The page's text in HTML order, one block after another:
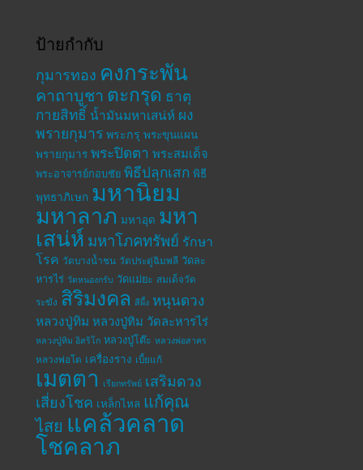
ป้ายกำกับ
กุมารทอง คงกระพัน
คาถาบูชา ตะกรุด ธาตุ
กายสิทธิ์ น้ำมันมหาเสน่ห์ ผง
พรายกุมาร พระกรุ พระขุนแผน
พรายกุมาร พระปิดตา พระสมเด็จ
พระอาจารย์กอบชัย พิธีปลุกเสก พิธี
พุทธาภิเษก มหานิยม
มหาลาภ มหาอุด มหา
เสน่ห์ มหาโภคทรัพย์ รักษา
โรค วัดบางน้ำชน วัดประดู่ฉิมพลี วัดละ
หารไร่ วัดหนองกรับ วัดแม่ยะ สมเด็จวัด
ระฆัง สิริมงคล สีผึ้ง หนุนดวง
หลวงปู่ทิม หลวงปู่ทิม วัดละหารไร่
หลวงปู่ทิม อิสริโก หลวงปู่โต๊ะ หลวงพ่อสาคร
หลวงพ่อโต เครื่องราง เบี้ยแก้
เมตตา เรียกทรัพย์ เสริมดวง
เสี่ยงโชค เหล็กไหล แก้คุณ
ไสย แคล้วคลาด
โชคลาภ